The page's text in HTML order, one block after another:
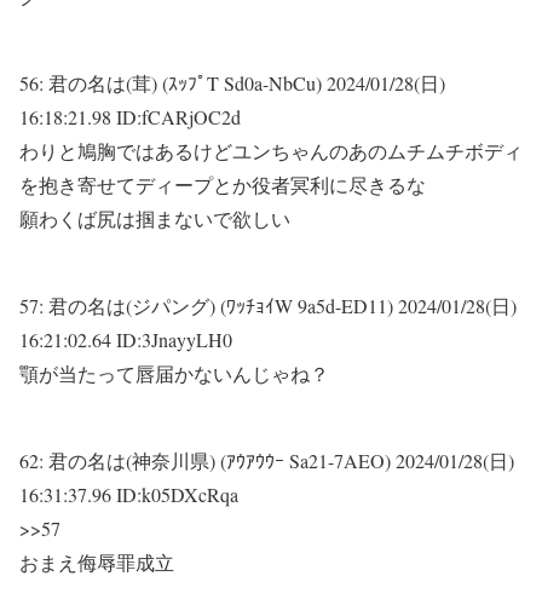
56: 君の名は(茸) (ｽｯﾌﾟT Sd0a-NbCu)2024/01/28(日)
16:18:21.98 ID:fCARjOC2d
わりと鳩胸ではあるけどユンちゃんのあのムチムチボディ
を抱き寄せてディープとか役者冥利に尽きるな
願わくば尻は掴まないで欲しい
57: 君の名は(ジパング) (ﾜｯﾁｮｲW 9a5d-ED11)2024/01/28(日)
16:21:02.64 ID:3JnayyLH0
顎が当たって唇届かないんじゃね？
62: 君の名は(神奈川県) (ｱｳｱｳｳｰ Sa21-7AEO)2024/01/28(日)
16:31:37.96 ID:k05DXcRqa
>>57
おまえ侮辱罪成立